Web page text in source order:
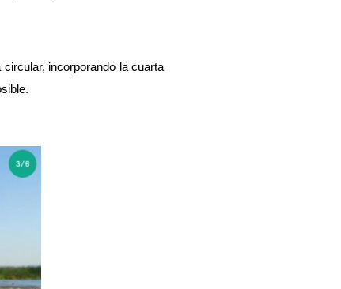
incorporando la cuarta